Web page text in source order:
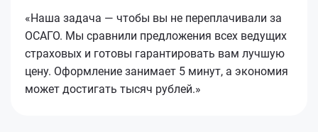
«Наша задача — чтобы вы не переплачивали за
ОСАГО. Мы сравнили предложения всех ведущих
страховых и готовы гарантировать вам лучшую
цену. Оформление занимает 5 минут, а экономия
может достигать тысяч рублей.»